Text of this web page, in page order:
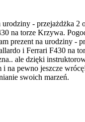
urodziny - przejażdżka 2
na torze Krzywa.
prezent na urodziny -
i Ferrari F430 na
ale dzięki
i na pewno jeszcze
swoich marzeń.